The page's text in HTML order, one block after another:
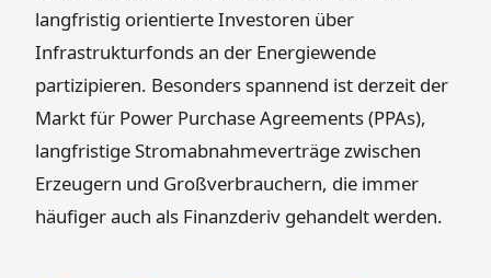
langfristig orientierte Investoren über
Infrastrukturfonds an der Energiewende
partizipieren. Besonders spannend ist derzeit der
Markt für Power Purchase Agreements (PPAs),
langfristige Stromabnahmeverträge zwischen
Erzeugern und Großverbrauchern, die immer
häufiger auch als Finanzderiv gehandelt werden.